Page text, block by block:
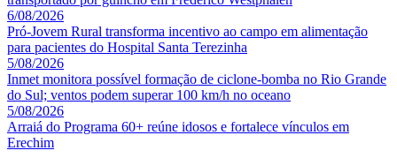
6/08/2026
Pró-Jovem Rural transforma incentivo ao campo em alimentação
para pacientes do Hospital Santa Terezinha
5/08/2026
Inmet monitora possível formação de ciclone-bomba no Rio Grande
do Sul; ventos podem superar 100 km/h no oceano
5/08/2026
Arraiá do Programa 60+ reúne idosos e fortalece vínculos em
Erechim